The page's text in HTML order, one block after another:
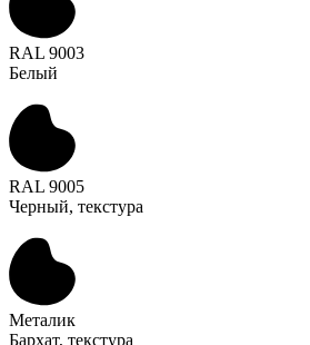
RAL 9003
Белый
RAL 9005
Черный, текстура
Металик
Бархат, текстура